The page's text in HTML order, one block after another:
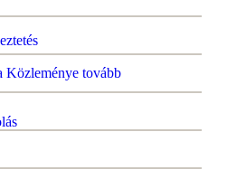
Közleménye tovább